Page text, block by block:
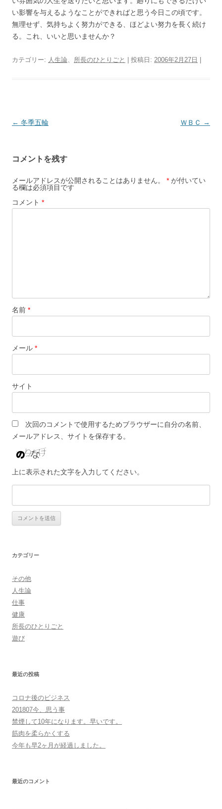
い影響を与えるようなことができればと思う今日この頃です。
無理せず、気持ちよく努力ができる、ほどよい努力を長く続け
る。これ、いいと思いませんか？
カテゴリー: 人生論、 所長のひとりごと | 投稿日: 2006年2月27日
投
ビ
ゲ
ー
シ
← 冬季五輪 ＷＢＣ →
コメントを残す
メールアドレスが公開されることはありません。 * が付いてい
る欄は必須項目です
コメント *
名前 *
メール *
サイト
次回のコメントで使用するためブラウザーに自分の名前、
メールアドレス、サイトを保存する。
上に表示された文字を入力してください。
カテゴリー
その他
人生論
仕事
健康
所長のひとりごと
遊び
最近の投稿
コロナ後のビジネス
201807今、思う事
禁煙して10年になります。早いです。
筋肉を柔らかくする
今年も早2ヶ月が経過しました。
最近のコメント